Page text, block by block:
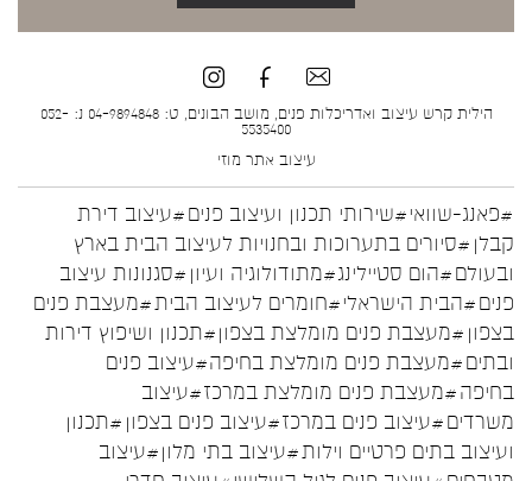
הילית קרש עיצוב ואדריכלות פנים, מושב הבונים, ט: 04-9894848 נ: 052-
5535400
עיצוב אתר מוזי
#פאנג-שוואי#שירותי תכנון ועיצוב פנים#עיצוב דירת
קבלן #סיורים בתערוכות ובחנויות לעיצוב הבית בארץ
ובעולם#הום סטיילינג#מתודולוגיה ועיון #סגנונות עיצוב
פנים#הבית הישראלי#חומרים לעיצוב הבית#מעצבת פנים
בצפון #מעצבת פנים מומלצת בצפון#תכנון ושיפוץ דירות
ובתים#מעצבת פנים מומלצת בחיפה#עיצוב פנים
בחיפה#מעצבת פנים מומלצת במרכז#עיצוב
משרדים#עיצוב פנים במרכז#עיצוב פנים בצפון #תכנון
ועיצוב בתים פרטיים וילות#עיצוב בתי מלון#עיצוב